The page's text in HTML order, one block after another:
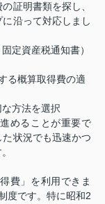
証明書類を探し、
沿って対応しまし
定資産税通知書）
る概算取得費の適
方法を選択
めることが重要で
状況でも迅速かつ
費」を利用できま
度です。特に昭和2